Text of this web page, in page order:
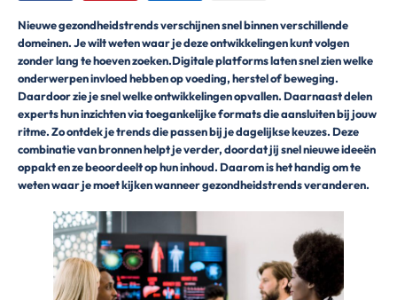
Nieuwe gezondheidstrends verschijnen snel binnen verschillende
domeinen. Je wilt weten waar je deze ontwikkelingen kunt volgen
zonder lang te hoeven zoeken.Digitale platforms laten snel zien welke
onderwerpen invloed hebben op voeding, herstel of beweging.
Daardoor zie je snel welke ontwikkelingen opvallen. Daarnaast delen
experts hun inzichten via toegankelijke formats die aansluiten bij jouw
ritme. Zo ontdek je trends die passen bij je dagelijkse keuzes. Deze
combinatie van bronnen helpt je verder, doordat jij snel nieuwe ideeën
oppakt en ze beoordeelt op hun inhoud. Daarom is het handig om te
weten waar je moet kijken wanneer gezondheidstrends veranderen.